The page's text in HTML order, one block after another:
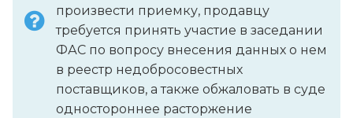
произвести приемку, продавцу
требуется принять участие в заседании
ФАС по вопросу внесения данных о нем
в реестр недобросовестных
поставщиков, а также обжаловать в суде
одностороннее расторжение